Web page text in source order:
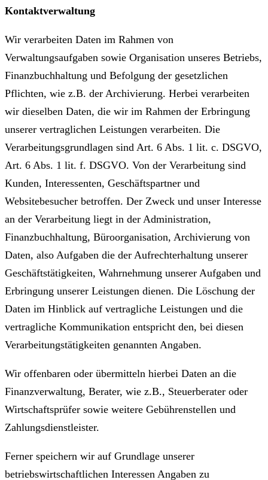
Kontaktverwaltung
Wir verarbeiten Daten im Rahmen von
Verwaltungsaufgaben sowie Organisation unseres Betriebs,
Finanzbuchhaltung und Befolgung der gesetzlichen
Pflichten, wie z.B. der Archivierung. Herbei verarbeiten
wir dieselben Daten, die wir im Rahmen der Erbringung
unserer vertraglichen Leistungen verarbeiten. Die
Verarbeitungsgrundlagen sind Art. 6 Abs. 1 lit. c. DSGVO,
Art. 6 Abs. 1 lit. f. DSGVO. Von der Verarbeitung sind
Kunden, Interessenten, Geschäftspartner und
Websitebesucher betroffen. Der Zweck und unser Interesse
an der Verarbeitung liegt in der Administration,
Finanzbuchhaltung, Büroorganisation, Archivierung von
Daten, also Aufgaben die der Aufrechterhaltung unserer
Geschäftstätigkeiten, Wahrnehmung unserer Aufgaben und
Erbringung unserer Leistungen dienen. Die Löschung der
Daten im Hinblick auf vertragliche Leistungen und die
vertragliche Kommunikation entspricht den, bei diesen
Verarbeitungstätigkeiten genannten Angaben.
Wir offenbaren oder übermitteln hierbei Daten an die
Finanzverwaltung, Berater, wie z.B., Steuerberater oder
Wirtschaftsprüfer sowie weitere Gebührenstellen und
Zahlungsdienstleister.
Ferner speichern wir auf Grundlage unserer
betriebswirtschaftlichen Interessen Angaben zu